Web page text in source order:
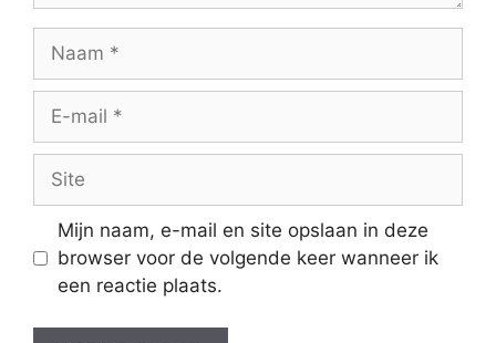
mail
Mijn naam, e-mail en site opslaan in deze
browser voor de volgende keer wanneer ik
een reactie plaats.